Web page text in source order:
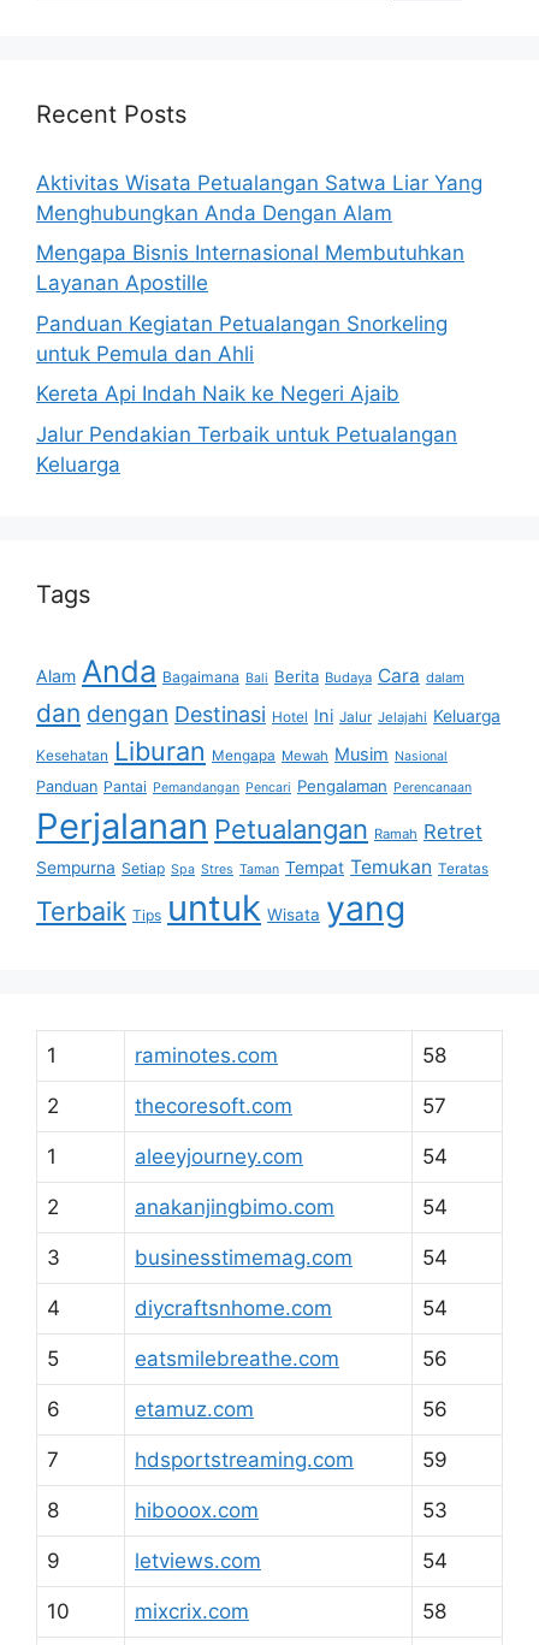
Recent Posts
Aktivitas Wisata Petualangan Satwa Liar Yang
Menghubungkan Anda Dengan Alam
Mengapa Bisnis Internasional Membutuhkan
Layanan Apostille
Panduan Kegiatan Petualangan Snorkeling
untuk Pemula dan Ahli
Kereta Api Indah Naik ke Negeri Ajaib
Jalur Pendakian Terbaik untuk Petualangan
Keluarga
Tags
Alam Anda Bagaimana Bali Berita Budaya Cara dalam
dan dengan Destinasi Hotel Ini Jalur Jelajahi Keluarga
Kesehatan Liburan Mengapa Mewah Musim Nasional
Panduan Pantai Pemandangan Pencari Pengalaman Perencanaan
Perjalanan Petualangan Ramah Retret
Sempurna Setiap Spa Stres Taman Tempat Temukan Teratas
Terbaik Tips untuk Wisata yang
1 raminotes.com 58
2 thecoresoft.com 57
1 aleeyjourney.com 54
2 anakanjingbimo.com 54
3 businesstimemag.com 54
4 diycraftsnhome.com 54
5 eatsmilebreathe.com 56
6 etamuz.com 56
7 hdsportstreaming.com 59
8 hibooox.com 53
9 letviews.com 54
10 mixcrix.com 58